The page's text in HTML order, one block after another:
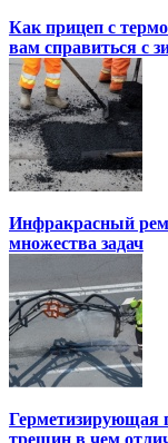
Как прицеп с
вам справиться с
Инфракрасный
множества задач
Герметизирующая
трещин в чем